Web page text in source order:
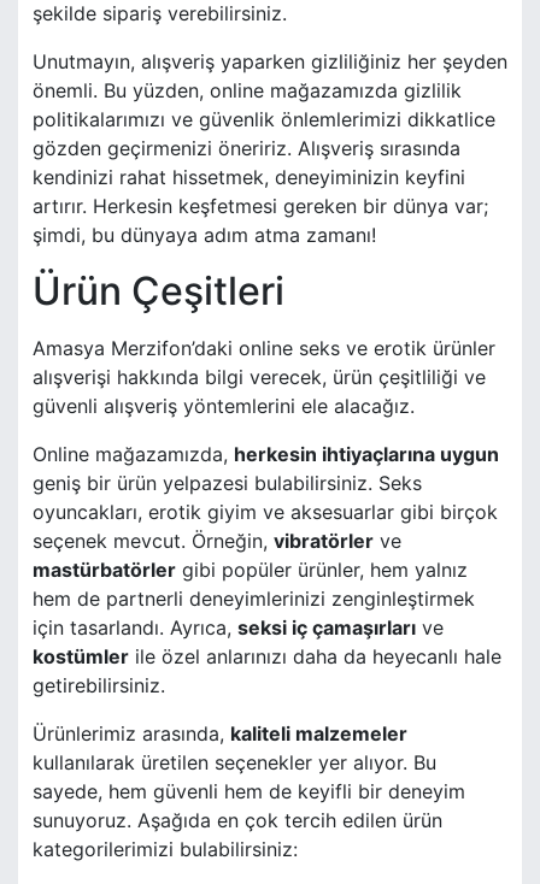
şekilde sipariş verebilirsiniz.
Unutmayın, alışveriş yaparken gizliliğiniz her şeyden
önemli. Bu yüzden, online mağazamızda gizlilik
politikalarımızı ve güvenlik önlemlerimizi dikkatlice
gözden geçirmenizi öneririz. Alışveriş sırasında
kendinizi rahat hissetmek, deneyiminizin keyfini
artırır. Herkesin keşfetmesi gereken bir dünya var;
şimdi, bu dünyaya adım atma zamanı!
Ürün Çeşitleri
Amasya Merzifon’daki online seks ve erotik ürünler
alışverişi hakkında bilgi verecek, ürün çeşitliliği ve
güvenli alışveriş yöntemlerini ele alacağız.
Online mağazamızda, herkesin ihtiyaçlarına uygun
geniş bir ürün yelpazesi bulabilirsiniz. Seks
oyuncakları, erotik giyim ve aksesuarlar gibi birçok
seçenek mevcut. Örneğin, vibratörler ve
mastürbatörler gibi popüler ürünler, hem yalnız
hem de partnerli deneyimlerinizi zenginleştirmek
için tasarlandı. Ayrıca, seksi iç çamaşırları ve
kostümler ile özel anlarınızı daha da heyecanlı hale
getirebilirsiniz.
Ürünlerimiz arasında, kaliteli malzemeler
kullanılarak üretilen seçenekler yer alıyor. Bu
sayede, hem güvenli hem de keyifli bir deneyim
sunuyoruz. Aşağıda en çok tercih edilen ürün
kategorilerimizi bulabilirsiniz: